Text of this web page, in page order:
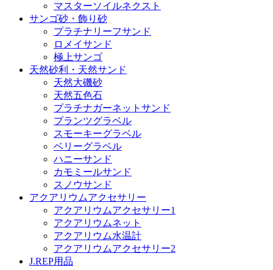
マスターソイルネクスト
サンゴ砂・飾り砂
プラチナリーフサンド
ロメイサンド
極上サンゴ
天然砂利・天然サンド
天然大磯砂
天然五色石
プラチナガーネットサンド
プランツグラベル
スモーキーグラベル
ベリーグラベル
ハニーサンド
カモミールサンド
スノウサンド
アクアリウムアクセサリー
アクアリウムアクセサリー1
アクアリウムネット
アクアリウム水温計
アクアリウムアクセサリー2
J.REP用品